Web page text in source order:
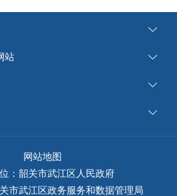
站
网站地图
：韶关市武江区人民政府
市武江区政务服务和数据管理局